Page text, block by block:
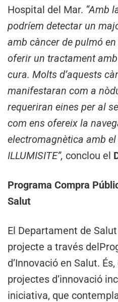
Hospital del Mar. “Amb
podríem detectar un
amb càncer de pulmó
oferir un tractament
cura. Molts d’aquests
manifestaran com a
requeriran eines per al
com ens ofereix la
electromagnètica amb
ILLUMISITE”, conclou el
Programa Compra
Salut
El Departament de
projecte a través
d’Innovació en Salut.
projectes d’innovació
iniciativa, que